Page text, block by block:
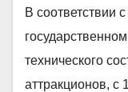
В соответствии
технического
аттракционов, с